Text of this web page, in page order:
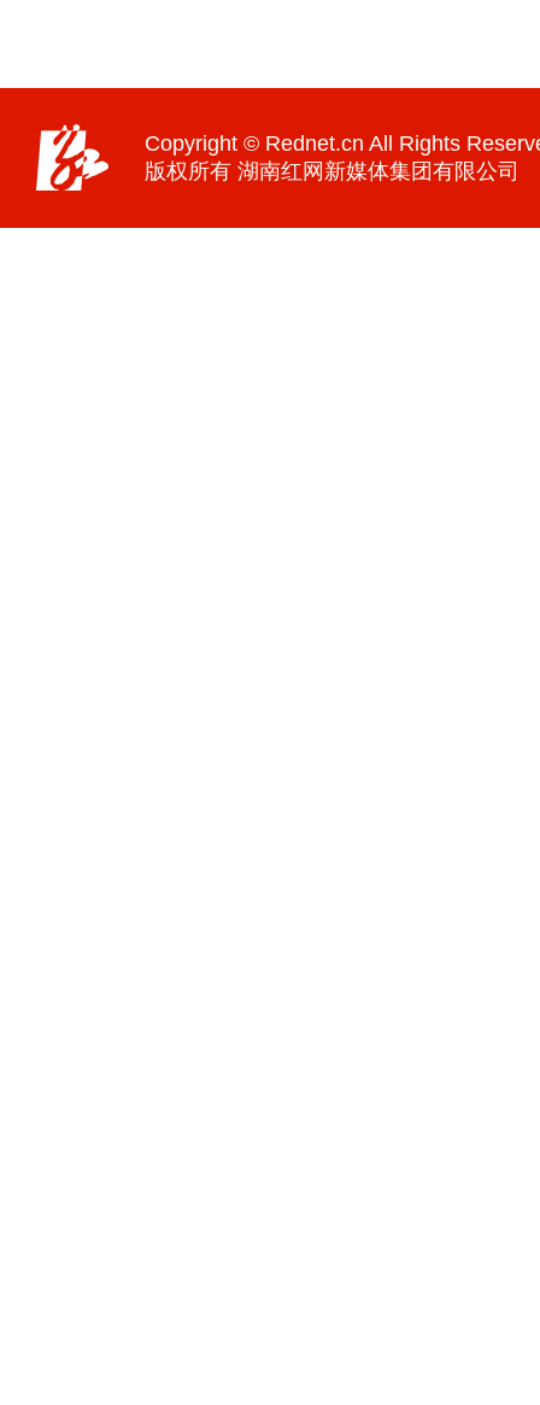
Copyright © Rednet.cn All Rights
版权所有 湖南红网新媒体集团有限公司